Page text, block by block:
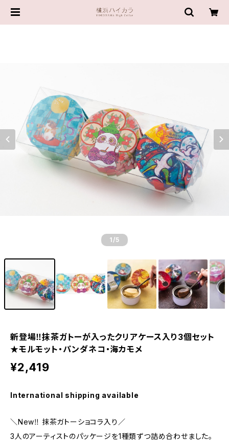
1 /5
新登場‼抹茶ガトーが入ったクリアケース入り3個セット
★モルモット・パンダネコ・海カモメ
¥2,419
International shipping available
＼New‼ 抹茶ガトーショコラ入り／
3人のアーティストのパッケージを1種類ずつ詰め合わせました。